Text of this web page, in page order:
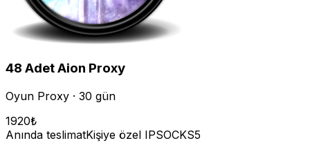
48 AdetAion Proxy
Oyun Proxy · 30 gün
1920₺
Anında teslimatKişiye özel IPSOCKS5